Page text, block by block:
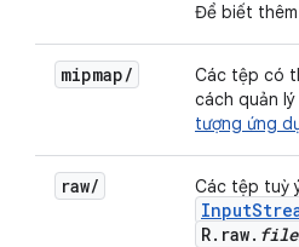
Để biết
mipmap/
Các tệp có
cách quản
tượng ứng
raw/ Các tệp tuỳ
R.raw.